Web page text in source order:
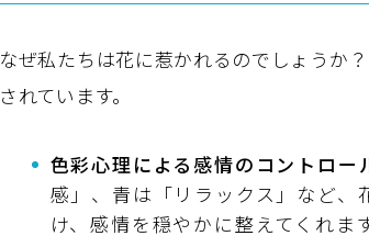
なぜ私たちは花に惹かれるのでしょうか
されています。
色彩心理による感情のコントロー
感」、青は「リラックス」など
け、感情を穏やかに整えてくれます